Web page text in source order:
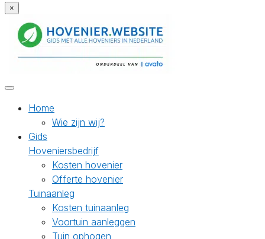
×
Home
Wie zijn wij?
Gids
Hoveniersbedrijf
Kosten hovenier
Offerte hovenier
Tuinaanleg
Kosten tuinaanleg
Voortuin aanleggen
Tuin ophogen